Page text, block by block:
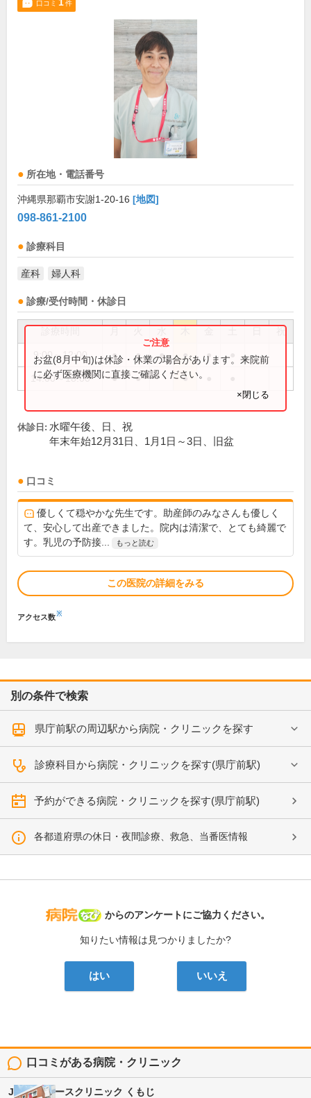
口コミ 件
所在地・電話番号
沖縄県那覇市安謝1-20-16 [地図]
098-861-2100
診療科目
産科 婦人科
診療/受付時間・休診日
祝
9:00～12:00 ● ● ● ● ●
14:00～18:00 ● ● ●
お盆(8月中旬)は休診・休業の場合があります。来院前
に必ず医療機関に直接ご確認ください。
×閉じる
休診日: 水曜午後、日、祝
年末年始12月31日、1月1日～3日、旧盆
口コミ
優しくて穏やかな先生です。助産師のみなさんも優しく
て、安心して出産できました。院内は清潔で、とても綺麗で
す。乳児の予防接...
もっと読む
この医院の詳細をみる
アクセス数※
別の条件で検索
県庁前駅の周辺駅から病院・クリニックを探す
診療科目から病院・クリニックを探す(県庁前駅)
予約ができる病院・クリニックを探す(県庁前駅)
各都道府県の休日・夜間診療、救急、当番医情報
病院なび
からのアンケートにご協力ください。
知りたい情報は見つかりましたか?
はい いいえ
口コミがある病院・クリニック
Joyレディースクリニック くもじ